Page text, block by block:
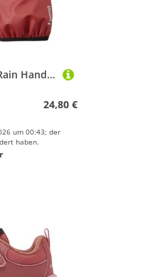
reima Kinder Loska Rain Handschuhe
24,80 €
um 00:43; der
haben.